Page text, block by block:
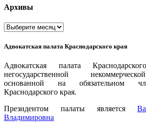
Архивы
Архивы
Адвокатская палата Краснодарского края
Адвокатская палата
негосударственной
основанной на обязательном
Краснодарского края.
Президентом палаты является
Владимировна